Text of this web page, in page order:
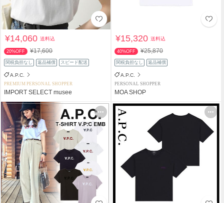
¥14,060送料込
20%OFF ¥17,600
関税負担なし 返品補償 スピード配送
A.P.C.
PREMIUM PERSONAL SHOPPER
IMPORT SELECT musee
¥15,320送料込
40%OFF ¥25,870
関税負担なし 返品補償
A.P.C.
PERSONAL SHOPPER
MOA SHOP